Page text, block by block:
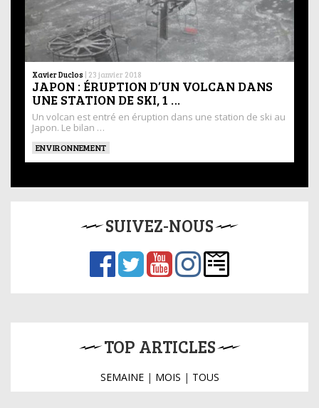
Xavier Duclos | 23 janvier 2018
JAPON : ÉRUPTION D’UN VOLCAN DANS
UNE STATION DE SKI, 1 …
Un volcan est entré en éruption dans une station de ski au
Japon. Le bilan …
ENVIRONNEMENT
SUIVEZ-NOUS
TOP ARTICLES
SEMAINE| MOIS | TOUS